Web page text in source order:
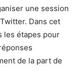
une session
Dans cet
les étapes pour
de la part de